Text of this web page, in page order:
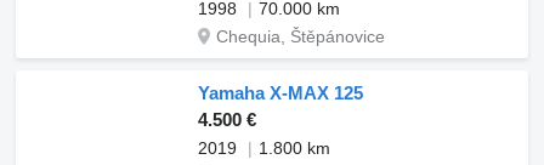
1998
70.000 km
Chequia, Štěpánovice
Yamaha X-MAX 125
4.500 €
2019
1.800 km